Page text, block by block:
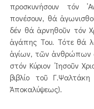
προσκυνήσουν τόν
πονέσουν, θά
δέν θά ἀρνηθοῦν τόν
ἀγάπης Του. Τότε θά
ἁγίων, τῶν ἀνθρώπων
στόν Κύριον ᾿Ιησοῦν
βιβλίο τοῦ
Ἀποκαλύψεως).